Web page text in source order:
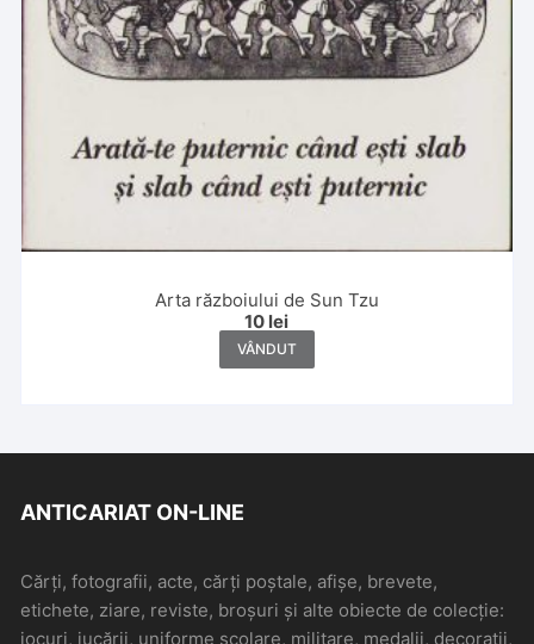
Arta războiului de Sun Tzu
10 lei
VÂNDUT
ANTICARIAT ON-LINE
Cărți, fotografii, acte, cărți poștale, afișe, brevete,
etichete, ziare, reviste, broșuri și alte obiecte de colecție:
jocuri, jucării, uniforme școlare, militare, medalii, decorații,